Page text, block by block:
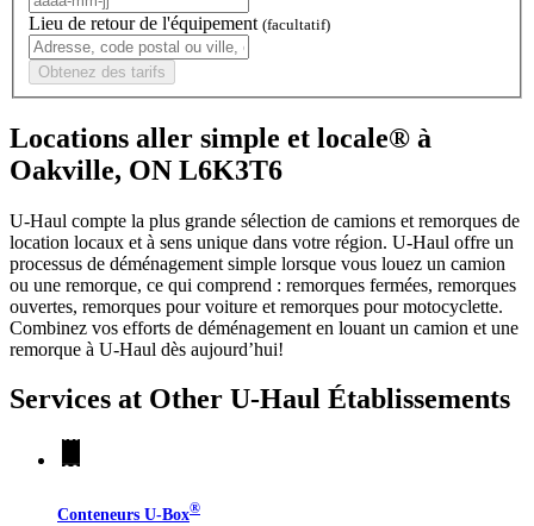
Lieu de retour de l'équipement (facultatif)
Obtenez des tarifs
Locations aller simple et locale® à
Oakville, ON L6K3T6
U-Haul compte la plus grande sélection de camions et remorques de
location locaux et à sens unique dans votre région. U-Haul offre un
processus de déménagement simple lorsque vous louez un camion
ou une remorque, ce qui comprend : remorques fermées, remorques
ouvertes, remorques pour voiture et remorques pour motocyclette.
Combinez vos efforts de déménagement en louant un camion et une
remorque à U-Haul dès aujourd’hui!
Services at Other U-Haul Établissements
Conteneurs U-Box®